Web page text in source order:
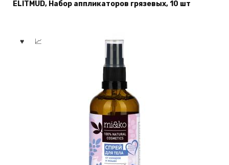
ELITMUD, Набор аппликаторов грязевых, 10 шт